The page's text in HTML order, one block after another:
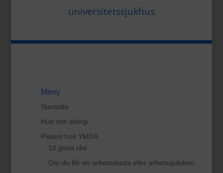
universitetssjukhus
Meny
Startsida
Hud och allergi
Patient hos YMDA
10 goda råd
Om du får en arbetsskada eller arbetssjukdom